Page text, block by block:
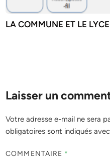
LA COMMUNE ET LE
Laisser un
Votre adresse e-mail ne sera
obligatoires sont indiqués avec
COMMENTAIRE *